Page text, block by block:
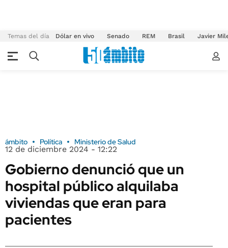
Temas del día Dólar en vivo Senado REM Brasil Javier
ámbito Política Ministerio de Salud
12 de diciembre 2024 - 12:22
Gobierno denunció que un
hospital público alquilaba
viviendas que eran para
pacientes